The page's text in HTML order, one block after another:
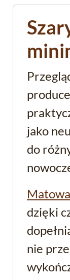
jako
do
Matowa
dzięki
nie